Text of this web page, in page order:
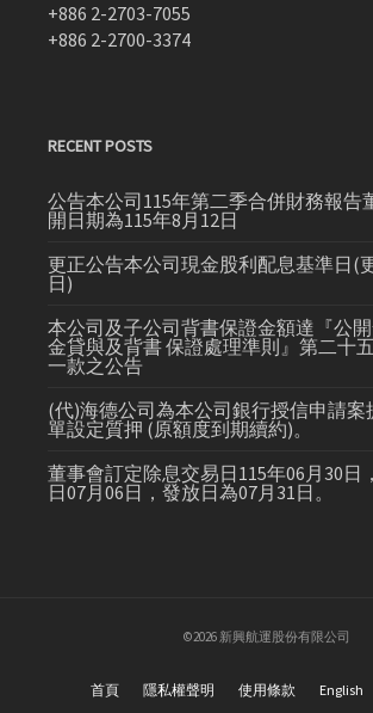
+886 2-2703-7055
+886 2-2700-3374
RECENT POSTS
公告本公司115年第二季合併財務報告
開日期為115年8月12日
更正公告本公司現金股利配息基準日(
日)
本公司及子公司背書保證金額達『公
金貸與及背書 保證處理準則』第二十
一款之公告
(代)海德公司為本公司銀行授信申請案
單設定質押 (原額度到期續約)。
董事會訂定除息交易日115年06月30日
日07月06日，發放日為07月31日。
©2026 新興航運股份有限公司
首頁 隱私權聲明 使用條款 English